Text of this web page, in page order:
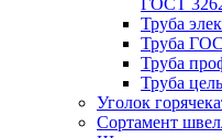
ГОСТ
Труба
Труба
Труба
Труба
Уголок
Сортамент